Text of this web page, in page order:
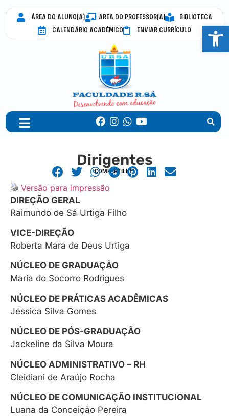
ÁREA DO ALUNO(A) AREA DO PROFESSOR(A)
BIBLIOTECA
CALENDÁRIO ACADÊMICO
ENVIAR CURRÍCULO
Dirigentes
COMPARTILHE!
Versão para impressão
DIREÇÃO GERAL
Raimundo de Sá Urtiga Filho
VICE-DIREÇÃO
Roberta Mara de Deus Urtiga
NÚCLEO DE GRADUAÇÃO
Maria do Socorro Rodrigues
NÚCLEO DE PRÁTICAS ACADÊMICAS
Jéssica Silva Gomes
NÚCLEO DE PÓS-GRADUAÇÃO
Jackeline da Silva Moura
NÚCLEO ADMINISTRATIVO – RH
Cleidiani de Araújo Rocha
NÚCLEO DE COMUNICAÇÃO INSTITUCIONAL
Luana da Conceição Pereira
Abrir